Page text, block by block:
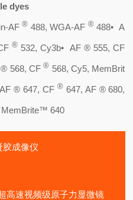
dyes
AF® 488, WGA-AF ®488•A
® 532, Cy3b•AF ® 555, CF
® 568, CF® 568, Cy5, MemBrit
AF ® 647, CF® 647, AF ® 680,
MemBrite™ 640
胶成像仪
高速视频级原子力显微镜